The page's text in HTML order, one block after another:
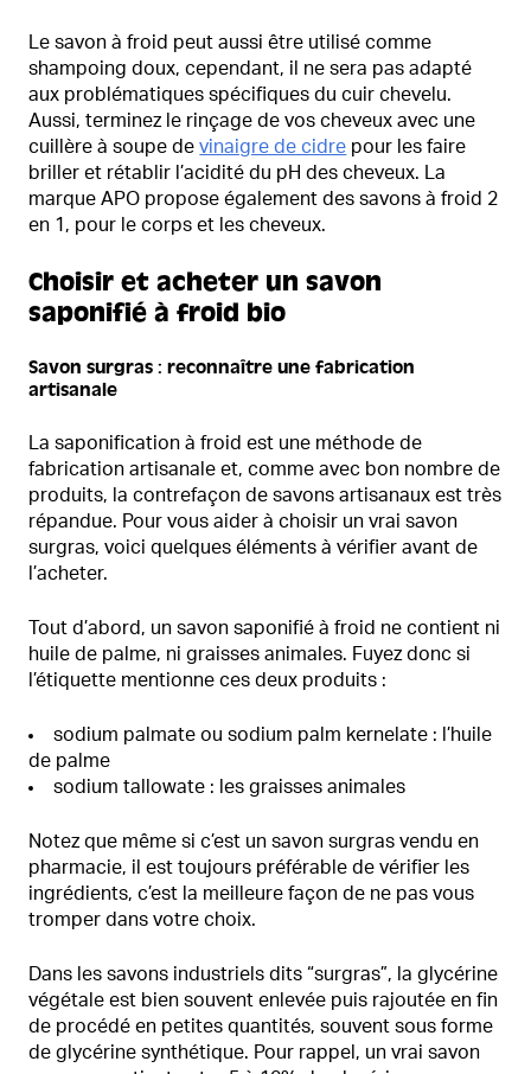
Le savon à froid peut aussi être utilisé comme
shampoing doux, cependant, il ne sera pas adapté
aux problématiques spécifiques du cuir chevelu.
Aussi, terminez le rinçage de vos cheveux avec une
cuillère à soupe devinaigre de cidre pour les faire
briller et rétablir l’acidité du pH des cheveux. La
marque APO propose également des savons à froid 2
en 1, pour le corps et les cheveux.
Choisir et acheter un savon
saponifié à froid bio
Savon surgras : reconnaître une fabrication
artisanale
La saponification à froid est une méthode de
fabrication artisanale et, comme avec bon nombre de
produits, la contrefaçon de savons artisanaux est très
répandue. Pour vous aider à choisir un vrai savon
surgras, voici quelques éléments à vérifier avant de
l’acheter.
Tout d’abord, un savon saponifié à froid ne contient ni
huile de palme, ni graisses animales. Fuyez donc si
l’étiquette mentionne ces deux produits :
sodium palmate ou sodium palm kernelate : l’huile
de palme
sodium tallowate : les graisses animales
Notez que même si c’est un savon surgras vendu en
pharmacie, il est toujours préférable de vérifier les
ingrédients, c’est la meilleure façon de ne pas vous
tromper dans votre choix.
Dans les savons industriels dits “surgras”, la glycérine
végétale est bien souvent enlevée puis rajoutée en fin
de procédé en petites quantités, souvent sous forme
de glycérine synthétique. Pour rappel, un vrai savon